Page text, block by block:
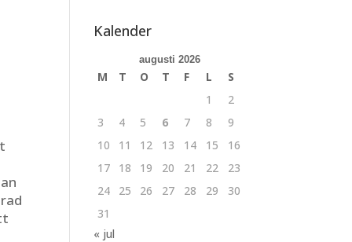
Kalender
augusti 2026
M T O T F L
S
1
2
3
4 5 6 7 8
9
10
11 12 13 14 15
16
17
18 19 20 21 22
23
24
25 26 27 28 29
30
31
« jul